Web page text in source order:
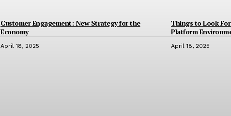
Customer Engagement: New Strategy for the
Economy
April 18, 2025
Things to Look
Platform
April 18, 2025